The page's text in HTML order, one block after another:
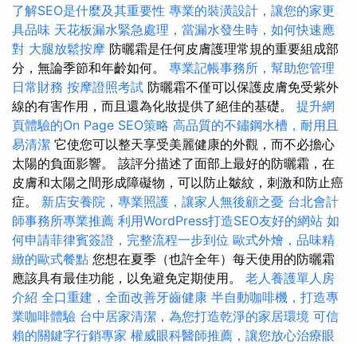
了解SEO是什麼及其重要性 專業的裝潢設計，讓您的家更
具品味 天花板漏水緊急處理，當漏水發生時，如何快速應
對 大腿放鬆按摩 防曬霜是任何皮膚護理常規的重要組成部
分，無論季節和年齡如何。 專業記帳事務所，幫助您管理
日常財務 按摩證照考試 防曬霜不僅可以保護皮膚免受紫外
線的有害作用，而且還為化妝提供了絕佳的基礎。 提升網
頁體驗的On Page SEO策略 高品質的不鏽鋼水槽，耐用且
易清潔 它使您可以整天享受美麗健康的外觀，而不必擔心
太陽的負面影響。 該評分描述了面部上最好的防曬霜，在
皮膚和太陽之間形成障礙物，可以防止皺紋，刺激和防止癌
症。 新店安養院，專業照護，讓家人無後顧之憂 台北會計
師事務所專業推薦 利用WordPress打造SEO友好的網站 如
何申請菲律賓簽證，完整流程一步到位 歐式外燴，品味精
緻的歐式餐點 您想在夏季（也許全年）每天使用的防曬霜
應該具有最佳功能，以免避免定期使用。 老人養護單人房
介紹 全口重建，全面改善牙齒健康 半自動咖啡機，打造專
業咖啡體驗 台中居家清潔，為您打造乾淨的家居環境 可信
賴的關鍵字行銷專家 權威眼科醫師推薦，讓您放心治療眼